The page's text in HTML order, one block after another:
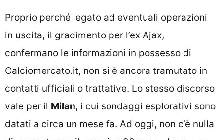
Proprio perché legato ad eventuali operazioni
in uscita, il gradimento per l’ex Ajax,
confermano le informazioni in possesso di
Calciomercato.it, non si è ancora tramutato in
contatti ufficiali o trattative. Lo stesso discorso
vale per il Milan, i cui sondaggi esplorativi sono
datati a circa un mese fa. Ad oggi, non c’è nulla